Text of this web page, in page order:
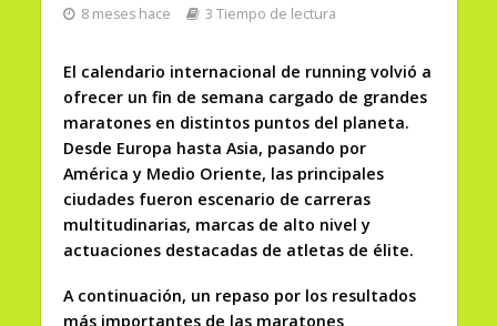
8 meses hace 3 Tiempo de lectura
El calendario internacional de running volvió a
ofrecer un fin de semana cargado de grandes
maratones en distintos puntos del planeta.
Desde Europa hasta Asia, pasando por
América y Medio Oriente, las principales
ciudades fueron escenario de carreras
multitudinarias, marcas de alto nivel y
actuaciones destacadas de atletas de élite.
A continuación, un repaso por los resultados
más importantes de las maratones